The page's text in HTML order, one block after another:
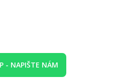
- NAPIŠTE NÁM